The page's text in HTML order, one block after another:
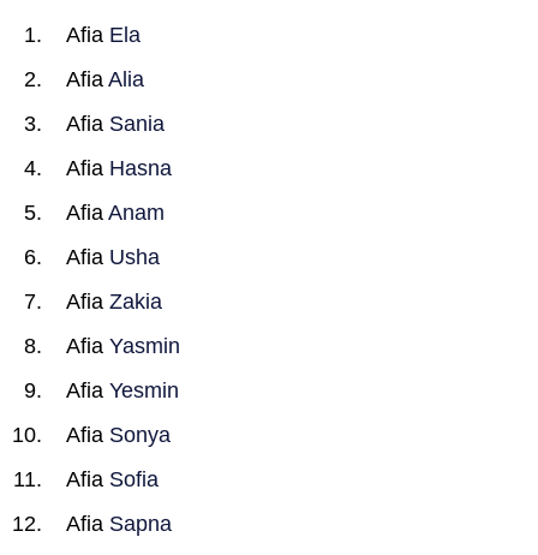
Afia Ela
Afia Alia
Afia Sania
Afia Hasna
Afia Anam
Afia Usha
Afia Zakia
Afia Yasmin
Afia Yesmin
Afia Sonya
Afia Sofia
Afia Sapna